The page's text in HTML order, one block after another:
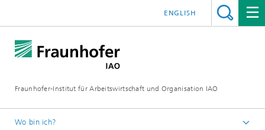
Fraunhofer-Institut für Arbeitswirtschaft und Organisation IAO
ENGLISH
Wo bin ich?